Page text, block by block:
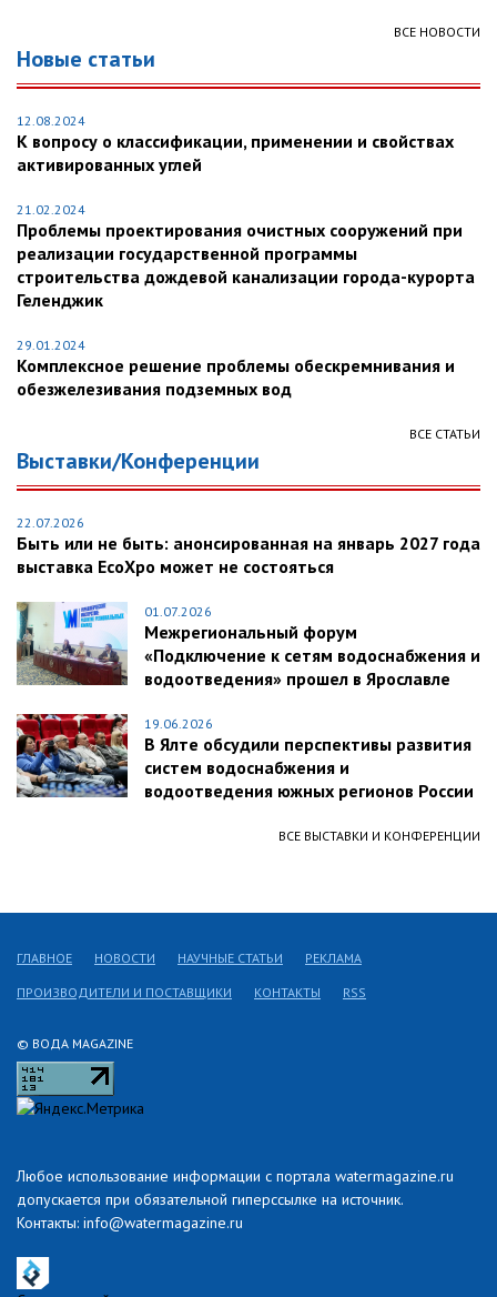
ВСЕ НОВОСТИ
Новые статьи
12.08.2024
К вопросу о классификации, применении и свойствах
активированных углей
21.02.2024
Проблемы проектирования очистных сооружений при
реализации государственной программы
строительства дождевой канализации города-курорта
Геленджик
29.01.2024
Комплексное решение проблемы обескремнивания и
обезжелезивания подземных вод
ВСЕ СТАТЬИ
Выставки/Конференции
22.07.2026
Быть или не быть: анонсированная на январь 2027 года
выставка EcoXpo может не состояться
01.07.2026
Межрегиональный форум
«Подключение к сетям водоснабжения и
водоотведения» прошел в Ярославле
19.06.2026
В Ялте обсудили перспективы развития
систем водоснабжения и
водоотведения южных регионов России
ВСЕ ВЫСТАВКИ И КОНФЕРЕНЦИИ
© ВОДА MAGAZINE
Любое использование информации с портала watermagazine.ru
допускается при обязательной гиперссылке на источник.
Контакты: info@watermagazine.ru
ГЛАВНОЕ НОВОСТИ НАУЧНЫЕ СТАТЬИ РЕКЛАМА
ПРОИЗВОДИТЕЛИ И ПОСТАВЩИКИ КОНТАКТЫ RSS